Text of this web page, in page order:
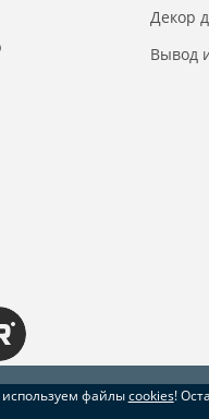
файлыcookies!
Декор
Вывод